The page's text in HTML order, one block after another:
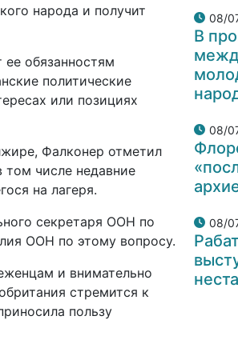
народа и получит
обязанностям
политические
или позициях
Фалконер отметил
числе недавние
на лагеря.
секретаря ООН по
ООН по этому вопросу.
и внимательно
стремится к
пользу
08/
В
08/
08/